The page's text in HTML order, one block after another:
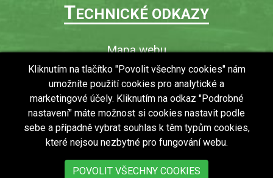
TECHNICKÉ ODKAZY
Mapa webu
O webu
Povinně zveřejňované informace
Ochrana osobních údajů (GDPR)
Vyhledávání
RSS
Bezbariérový přístup v obci
Kliknutím na tlačítko "Povolit všechny cookies" nám
umožníte použití cookies pro analytické a
marketingové účely. Kliknutím na odkaz "Podrobné
nastavení" máte možnost si cookies nastavit podle
sebe a případně vybrat souhlas k těm typům cookies,
které nejsou nezbytné pro fungování webu.
POVOLIT VŠECHNY COOKIES